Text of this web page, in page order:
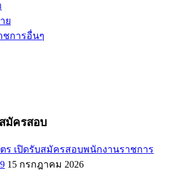
ย
ชการอื่นๆ
มัครสอบ
ร เปิดรับสมัครสอบพนักงานราชการ
15 กรกฎาคม 2026